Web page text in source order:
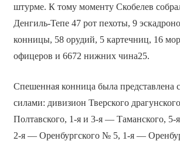
штурме. К тому моменту Скобелев
Денгиль-Тепе 47 рот пехоты, 9
конницы, 58 орудий, 5 картечниц, 16
офицеров и 6672 нижних чина25.
Спешенная конница была
силами: дивизион Тверского
Полтавского, 1-я и 3-я — Таманского,
2-я — Оренбургского № 5, 1-я —